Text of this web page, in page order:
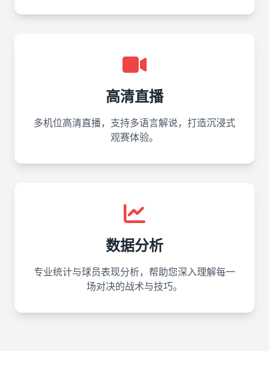
高清直播
多机位高清直播，支持多语言解说，打造沉浸式
观赛体验。
数据分析
专业统计与球员表现分析，帮助您深入理解每一
场对决的战术与技巧。